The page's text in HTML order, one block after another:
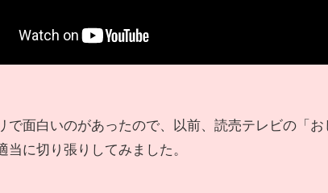
で面白いのがあったので、以前、読売テレビの「
当に切り張りしてみました。